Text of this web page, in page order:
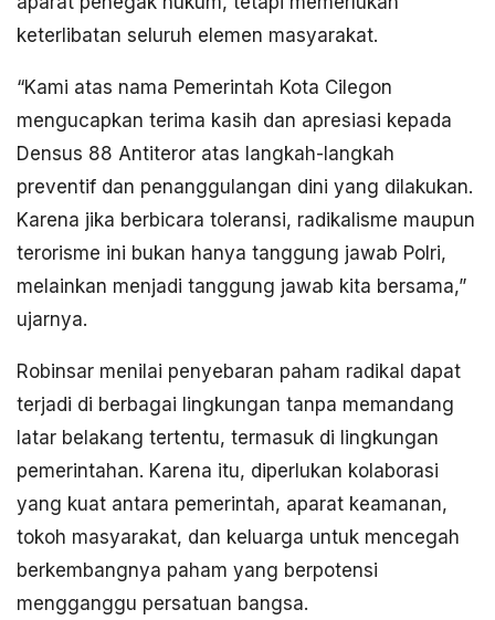
keterlibatan seluruh elemen masyarakat.
“Kami atas nama Pemerintah Kota Cilegon
mengucapkan terima kasih dan apresiasi kepada
Densus 88 Antiteror atas langkah-langkah
preventif dan penanggulangan dini yang dilakukan.
Karena jika berbicara toleransi, radikalisme maupun
terorisme ini bukan hanya tanggung jawab Polri,
melainkan menjadi tanggung jawab kita bersama,”
ujarnya.
Robinsar menilai penyebaran paham radikal dapat
terjadi di berbagai lingkungan tanpa memandang
latar belakang tertentu, termasuk di lingkungan
pemerintahan. Karena itu, diperlukan kolaborasi
yang kuat antara pemerintah, aparat keamanan,
tokoh masyarakat, dan keluarga untuk mencegah
berkembangnya paham yang berpotensi
mengganggu persatuan bangsa.